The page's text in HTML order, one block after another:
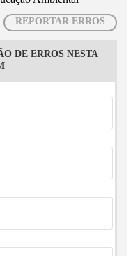
REPORTAR ERROS
DE ERROS NESTA